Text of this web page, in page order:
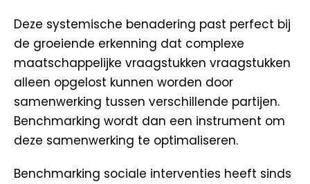
Deze systemische benadering past perfect bij
de groeiende erkenning dat complexe
maatschappelijke vraagstukken vraagstukken
alleen opgelost kunnen worden door
samenwerking tussen verschillende partijen.
Benchmarking wordt dan een instrument om
deze samenwerking te optimaliseren.
Benchmarking sociale interventies heeft sinds